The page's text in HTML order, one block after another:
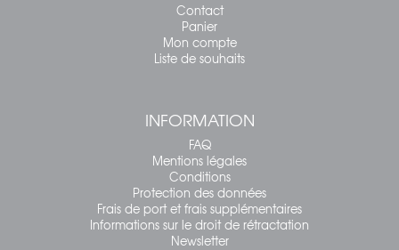
Contact
Panier
Mon compte
Liste de souhaits
INFORMATION
FAQ
Mentions légales
Conditions
Protection des données
Frais de port et frais supplémentaires
Informations sur le droit de rétractation
Newsletter